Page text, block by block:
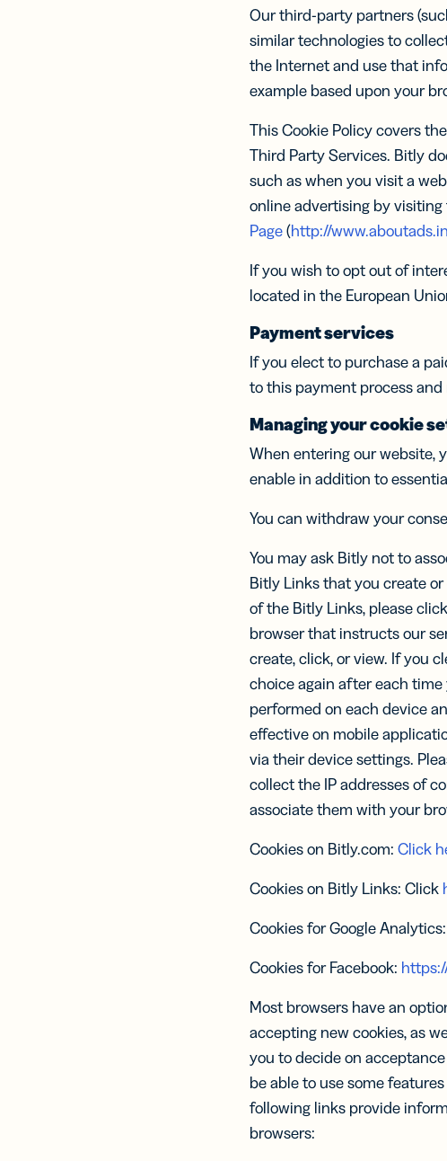
Our third-party partners
similar technologies to
the Internet and use that
example based upon your
This Cookie Policy covers
Third Party Services. Bitly
such as when you visit a
online advertising by visiting
Page(http://
If you wish to opt out of
located in the European
Payment services
If you elect to purchase a
to this payment process
Managing your cookie
When entering our website,
enable in addition to
You can withdraw your
You may ask Bitly not to
Bitly Links that you create
of the Bitly Links, please
browser that instructs our
create, click, or view. If you
choice again after each time
performed on each device
effective on mobile
via their device settings.
collect the IP addresses of
associate them with your
Cookies on Bitly.com: Click
Cookies on Bitly Links: Click
Cookies for Google Analytics:
Cookies for Facebook:
Most browsers have an
accepting new cookies, as
you to decide on
be able to use some
following links provide
browsers: